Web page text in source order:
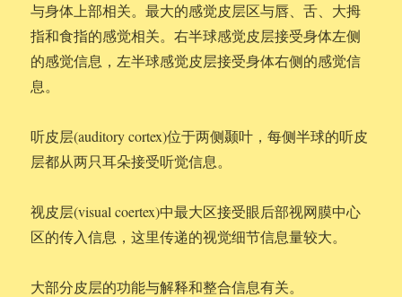
与身体上部相关。最大的感觉皮层区与唇、舌、大拇
指和食指的感觉相关。右半球感觉皮层接受身体左侧
的感觉信息，左半球感觉皮层接受身体右侧的感觉信
息。
听皮层(auditory cortex)位于两侧颞叶，每侧半球的听皮
层都从两只耳朵接受听觉信息。
视皮层(visual coertex)中最大区接受眼后部视网膜中心
区的传入信息，这里传递的视觉细节信息量较大。
大部分皮层的功能与解释和整合信息有关。